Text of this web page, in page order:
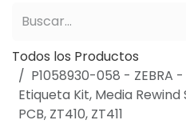
Todos los Productos
P1058930-058 - ZEBRA
Etiqueta Kit, Media
PCB, ZT410, ZT411